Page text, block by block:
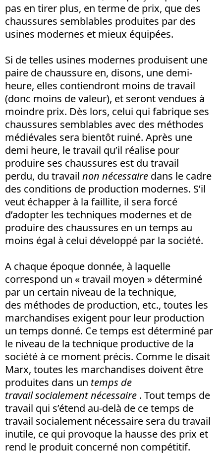
pas en tirer plus, en terme de prix, que des
chaussures semblables produites par des
usines modernes et mieux équipées.
Si de telles usines modernes produisent une
paire de chaussure en, disons, une demi-
heure, elles contiendront moins de travail
(donc moins de valeur), et seront vendues à
moindre prix. Dès lors, celui qui fabrique ses
chaussures semblables avec des méthodes
médiévales sera bientôt ruiné. Après une
demi heure, le travail qu’il réalise pour
produire ses chaussures est du travail
perdu, du travail non nécessaire dans le cadre
des conditions de production modernes. S’il
veut échapper à la faillite, il sera forcé
d’adopter les techniques modernes et de
produire des chaussures en un temps au
moins égal à celui développé par la société.
A chaque époque donnée, à laquelle
correspond un « travail moyen » déterminé
par un certain niveau de la technique,
des méthodes de production, etc., toutes les
marchandises exigent pour leur production
un temps donné. Ce temps est déterminé par
le niveau de la technique productive de la
société à ce moment précis. Comme le disait
Marx, toutes les marchandises doivent être
produites dans un temps de
travail socialement nécessaire . Tout temps de
travail qui s’étend au-delà de ce temps de
travail socialement nécessaire sera du travail
inutile, ce qui provoque la hausse des prix et
rend le produit concerné non compétitif.